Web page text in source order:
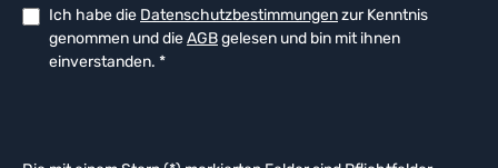
Ich habe die Datenschutzbestimmungenzur Kenntnis
genommen und dieAGBgelesen und bin mit ihnen
einverstanden. *